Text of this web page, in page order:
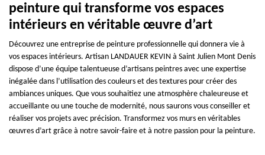
peinture qui transforme vos espaces
intérieurs en véritable œuvre d’art
Découvrez une entreprise de peinture professionnelle qui donnera vie à
vos espaces intérieurs. Artisan LANDAUER KEVIN à Saint Julien Mont Denis
dispose d’une équipe talentueuse d’artisans peintres avec une expertise
inégalée dans l’utilisation des couleurs et des textures pour créer des
ambiances uniques. Que vous souhaitiez une atmosphère chaleureuse et
accueillante ou une touche de modernité, nous saurons vous conseiller et
réaliser vos projets avec précision. Transformez vos murs en véritables
œuvres d’art grâce à notre savoir-faire et à notre passion pour la peinture.